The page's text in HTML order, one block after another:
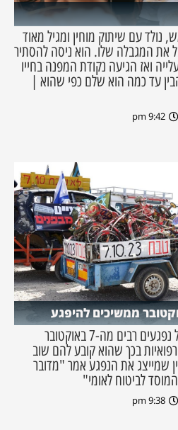
מבית שמש, נולד עם שיתוק מוחין ומגיל מאוד
את המגבלה שלו. הוא ניסה להסתיר
ואז הגיעה נקודת המפנה בחייו
עד כמה הוא שלם כפי שהוא |
9:42 pm
המוסד לביטוח לאומי כופה על נפגעים רבים מה-7 באוקטובר
בכך שהוא קובע להם שוב
שמייצג את הנפגע אמר "מדובר
לביטוח לאומי"
9:38 pm